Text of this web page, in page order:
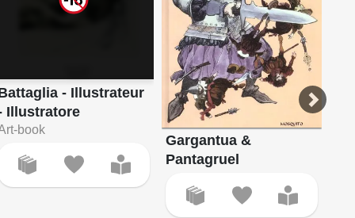
- Illustrateur
Illustratore
book
Gargantua &
Pantagruel